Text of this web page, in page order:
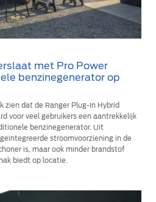
met Pro Power
benzinegenerator op
zien dat de Ranger Plug-In Hybrid
voor veel gebruikers een aantrekkelijk
benzinegenerator. Uit
stroomvoorziening in de
is, maar ook minder brandstof
biedt op locatie.